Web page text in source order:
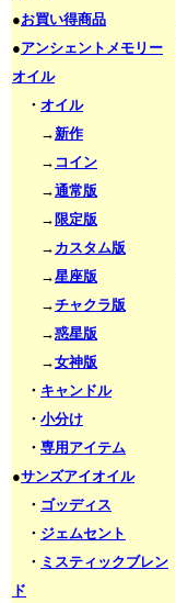
●お買い得商品
●アンシェントメモリー
オイル
・ オイル
→新作
→ コイン
→通常版
→ 限定版
→ カスタム版
→星座版
→チャクラ版
→惑星版
→女神版
・ キャンドル
・ 小分け
・ 専用アイテム
●サンズアイオイル
・ ゴッディス
・ ジェムセント
・ ミスティックブレン
ド